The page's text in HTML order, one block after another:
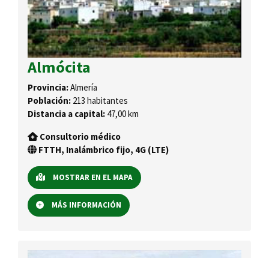
Almócita
Provincia:Almería
Población: 213 habitantes
Distancia a capital: 47,00 km
Consultorio médico
FTTH, Inalámbrico fijo, 4G (LTE)
MOSTRAR EN EL MAPA
MÁS INFORMACIÓN